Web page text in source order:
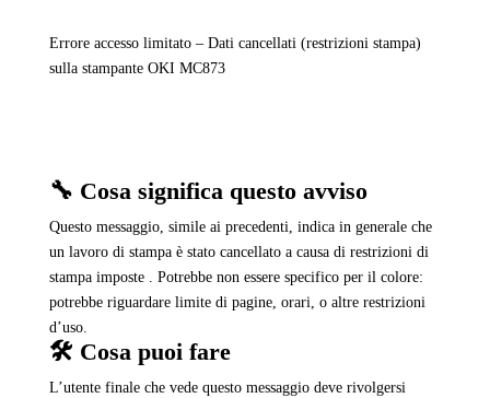
Errore accesso limitato – Dati cancellati (restrizioni stampa)
sulla stampante OKI MC873
🔧 Cosa significa questo avviso
Questo messaggio, simile ai precedenti, indica in generale che
un lavoro di stampa è stato cancellato a causa di restrizioni di
stampa imposte . Potrebbe non essere specifico per il colore:
potrebbe riguardare limite di pagine, orari, o altre restrizioni
d’uso.
🛠️ Cosa puoi fare
L’utente finale che vede questo messaggio deve rivolgersi